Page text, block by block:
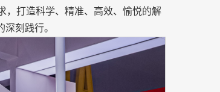
，打造科学、精准、高效、愉悦的解
刻践行。